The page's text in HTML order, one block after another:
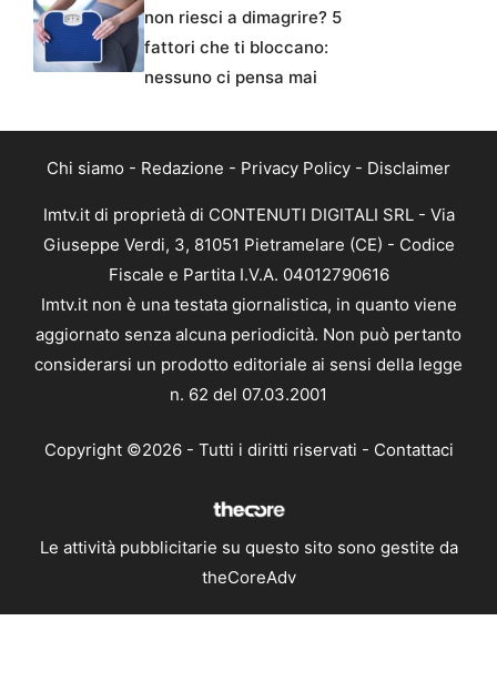
non riesci a dimagrire? 5
fattori che ti bloccano:
nessuno ci pensa mai
Chi siamo - Redazione - Privacy Policy - Disclaimer
Imtv.it di proprietà di CONTENUTI DIGITALI SRL - Via
Giuseppe Verdi, 3, 81051 Pietramelare (CE) - Codice
Fiscale e Partita I.V.A. 04012790616
Imtv.it non è una testata giornalistica, in quanto viene
aggiornato senza alcuna periodicità. Non può pertanto
considerarsi un prodotto editoriale ai sensi della legge
n. 62 del 07.03.2001
Copyright ©2026 - Tutti i diritti riservati - Contattaci
Le attività pubblicitarie su questo sito sono gestite da
theCoreAdv